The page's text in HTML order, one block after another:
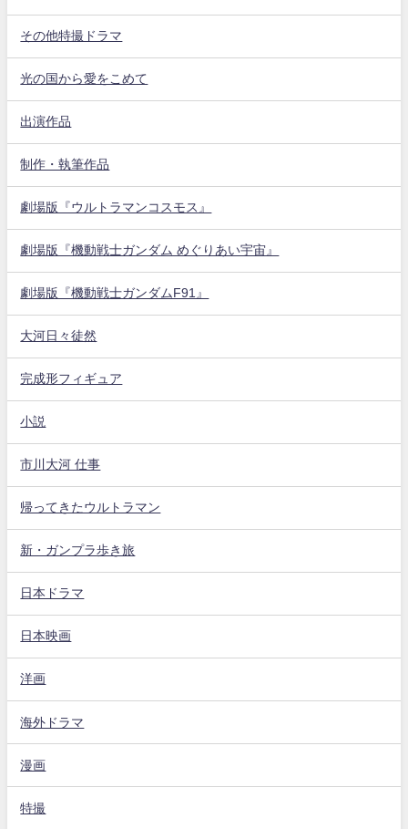
その他特撮ドラマ
光の国から愛をこめて
出演作品
制作・執筆作品
劇場版『ウルトラマンコスモス』
劇場版『機動戦士ガンダム めぐりあい宇宙』
劇場版『機動戦士ガンダムF91』
大河日々徒然
完成形フィギュア
小説
市川大河 仕事
帰ってきたウルトラマン
新・ガンプラ歩き旅
日本ドラマ
日本映画
洋画
海外ドラマ
漫画
特撮